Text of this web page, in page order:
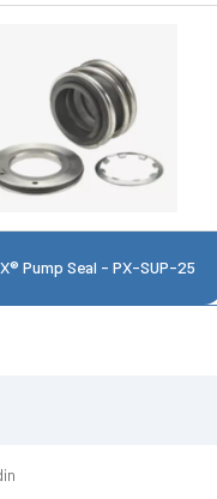
Pump Seal - PX-SUP-25